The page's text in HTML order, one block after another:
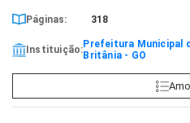
Páginas: 318
Instituição:Prefeitura Municipal
Britânia - GO